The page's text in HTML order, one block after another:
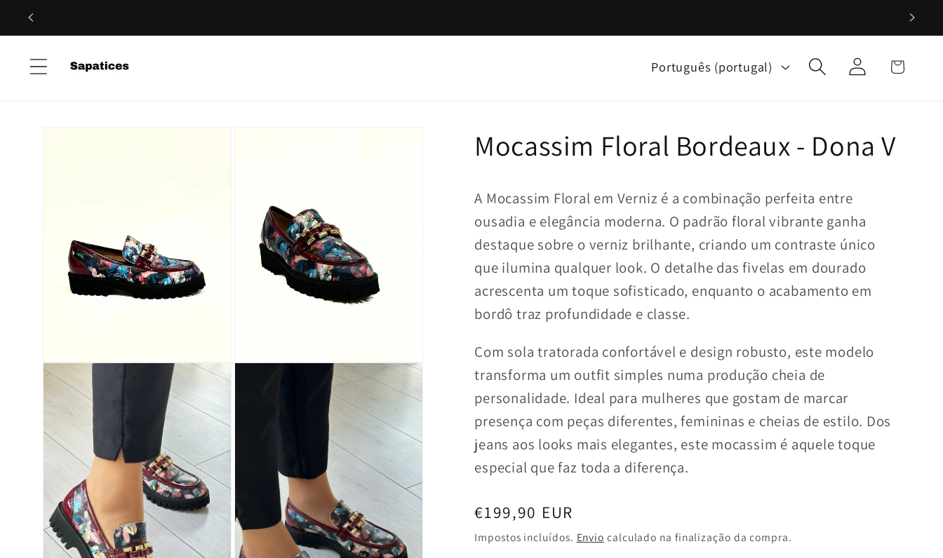
para o
conteúdo
m
Português (portugal)
Iniciar
sessão
Carrinho
Mocassim Floral Bordeaux - Dona V
A Mocassim Floral em Verniz é a combinação perfeita entre
ousadia e elegância moderna. O padrão floral vibrante ganha
destaque sobre o verniz brilhante, criando um contraste único
que ilumina qualquer look. O detalhe das fivelas em dourado
acrescenta um toque sofisticado, enquanto o acabamento em
bordô traz profundidade e classe.
Com sola tratorada confortável e design robusto, este modelo
transforma um outfit simples numa produção cheia de
personalidade. Ideal para mulheres que gostam de marcar
presença com peças diferentes, femininas e cheias de estilo. Dos
jeans aos looks mais elegantes, este mocassim é aquele toque
especial que faz toda a diferença.
Preço
normal
€199,90 EUR
Impostos incluídos. Envio calculado na finalização da compra.